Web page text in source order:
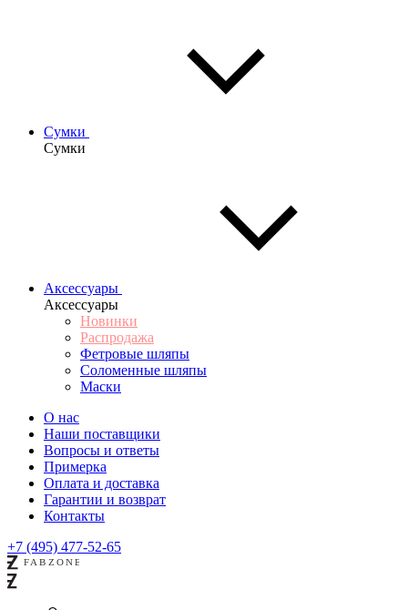
Сумки
Сумки
Аксессуары
Аксессуары
Новинки
Распродажа
Фетровые шляпы
Соломенные шляпы
Маски
О нас
Наши поставщики
Вопросы и ответы
Примерка
Оплата и доставка
Гарантии и возврат
Контакты
+7 (495) 477-52-65